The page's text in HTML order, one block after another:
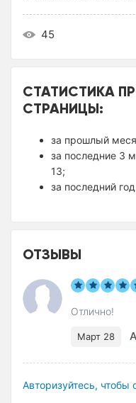
45
СТАТИСТИКА
СТРАНИЦЫ:
за прошлый
за последние 3
13;
за последний
ОТЗЫВЫ
Отлично!
Март 28
Авторизуйтесь, чтобы